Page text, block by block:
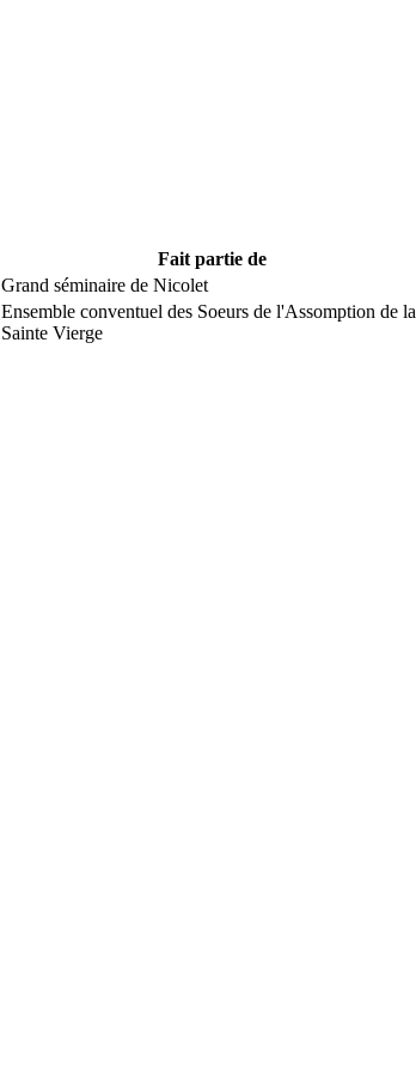
Fait partie de
Grand séminaire de Nicolet
Ensemble conventuel des Soeurs de l'Assomption de la
Sainte Vierge